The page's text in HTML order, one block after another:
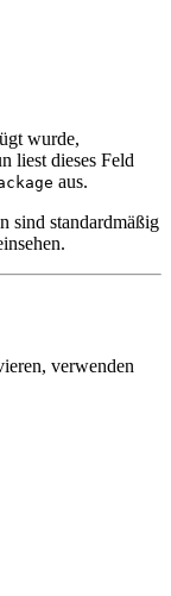
wurde,
liest dieses Feld
aus.
sind standardmäßig
verwenden